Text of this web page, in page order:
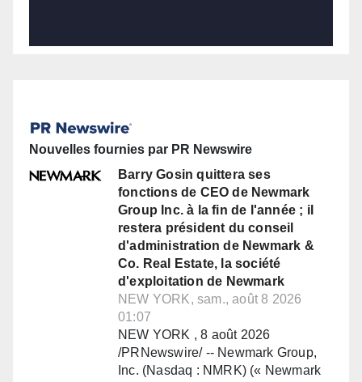
Nouvelles fournies par PR Newswire
Barry Gosin quittera ses
fonctions de CEO de Newmark
Group Inc. à la fin de l'année ; il
restera président du conseil
d'administration de Newmark &
Co. Real Estate, la société
d'exploitation de Newmark
NEW YORK, sam., août 8 2026
01:07
NEW YORK , 8 août 2026
/PRNewswire/ -- Newmark Group,
Inc. (Nasdaq : NMRK) (« Newmark